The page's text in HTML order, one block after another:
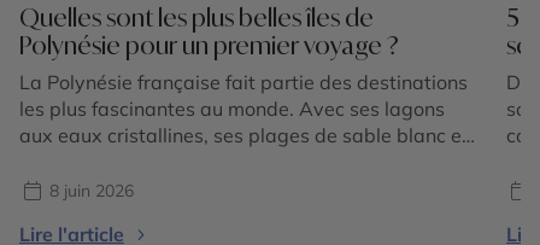
Quelles sont les plus belles îles de
Polynésie pour un premier voyage ?
La Polynésie française fait partie des destinations
les plus fascinantes au monde. Avec ses lagons
aux eaux cristallines, ses plages de sable blanc et
voyageurs en quête d’évasion. Pour un premier
8 juin 2026
Lire l'article
5
de